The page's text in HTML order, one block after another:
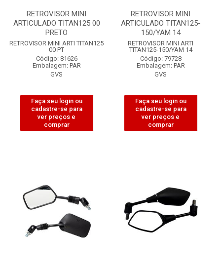
RETROVISOR MINI
ARTICULADO TITAN125 00
PRETO
RETROVISOR MINI ARTI TITAN125
00 PT
Código: 81626
Embalagem: PAR
GVS
Faça seu login ou
cadastre-se para
ver preços e
comprar
RETROVISOR MINI
ARTICULADO TITAN125-
150/YAM 14
RETROVISOR MINI ARTI
TITAN125-150/YAM 14
Código: 79728
Embalagem: PAR
GVS
Faça seu login ou
cadastre-se para
ver preços e
comprar